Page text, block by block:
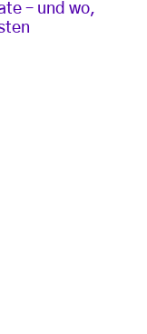
– und wo,